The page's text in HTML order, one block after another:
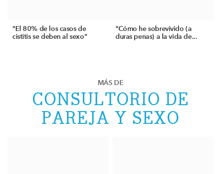
"El 80% de los casos de
cistitis se deben al sexo"
"Cómo he sobrevivido (a
duras penas) a la vida de...
MÁS DE
CONSULTORIO DE
PAREJA Y SEXO